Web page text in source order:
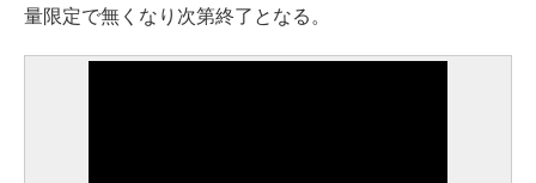
量限定で無くなり次第終了となる。